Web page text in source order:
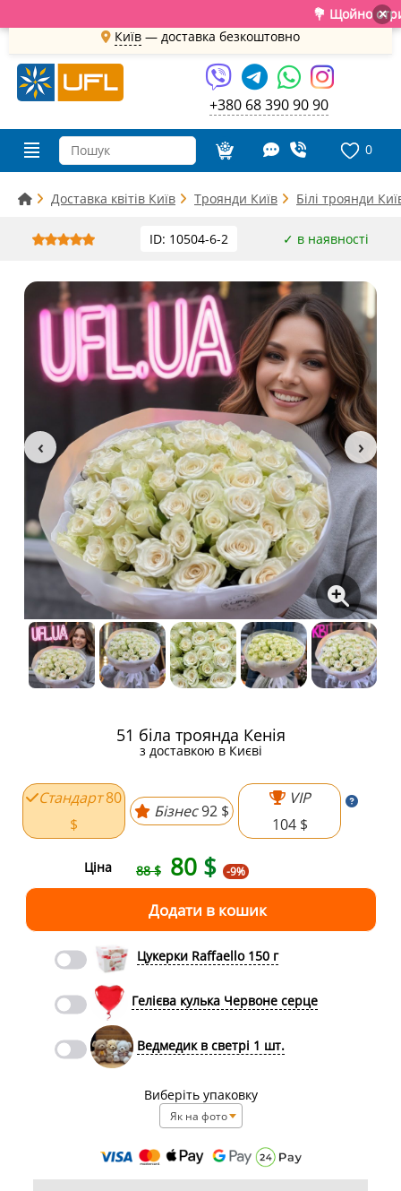
💐 Щойно отримали
×
Київ — доставка безкоштовно
+380 68 390 90 90
0
Доставка квітів Київ Троянди Київ Білі троянди
ID: 10504-6-2 ✓ в наявності
51 біла троянда Кенія
з доставкою в Києві
Стандарт 80
$
Бізнес92 $
VIP
104 $
Ціна 88 $ 80 $ -9%
Цукерки Raffaello 150 г
Гелієва кулька Червоне серце
Ведмедик в светрі 1 шт.
Виберіть упаковку
Як на фото